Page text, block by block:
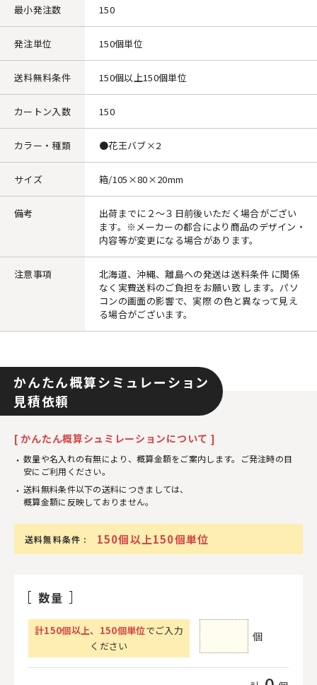
最小発注数 150
発注単位 150個単位
送料無料条件 150個以上150個単位
カートン入数 150
カラー・種類 ●花王バブ×2
サイズ 箱/105×80×20mm
備考
出荷までに２～３日前後いただく場合がござい
ます。※メーカーの都合により商品のデザイン・
内容等が変更になる場合があります。
注意事項
北海道、沖縄、離島への発送は送料条件 に関係
なく実費送料のご負担をお願い致 します。パソ
コンの画面の影響で、実際 の色と異なって見え
る場合がございます。
かんたん概算シミュレーション
見積依頼
[ かんたん概算シュミレーションについて ]
数量や名入れの有無により、概算金額をご案内します。ご発注時の目
安にご利用ください。
送料無料条件以下の送料につきましては、
概算金額に反映しておりません。
送料無料条件 : 150個以上150個単位
数量
計150個以上、 150個単位でご入力
ください
個